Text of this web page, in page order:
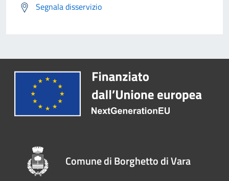
Segnala disservizio
Comune di Borghetto di Vara